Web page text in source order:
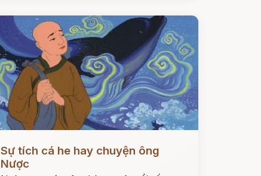
Sự tích cá he hay chuyện ông
Nược